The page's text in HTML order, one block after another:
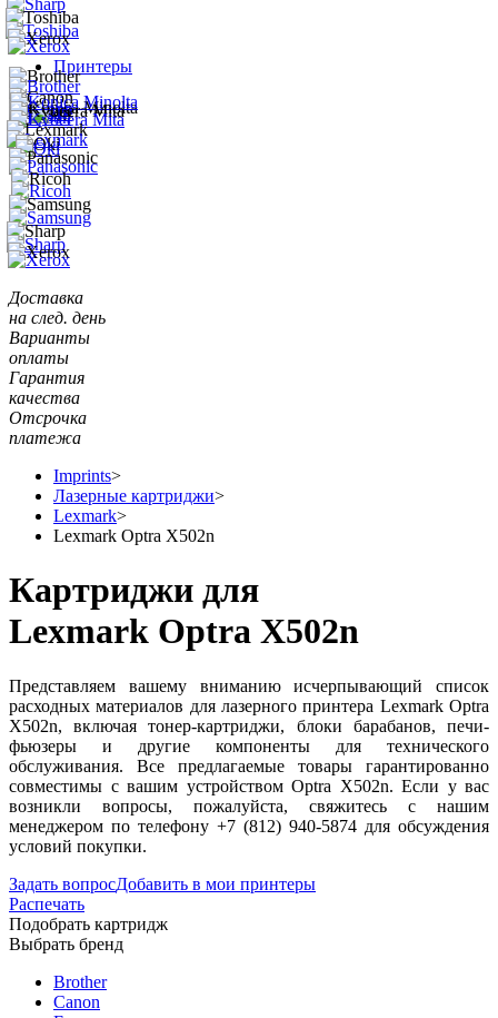
Принтеры
Доставка
на след. день
Варианты
оплаты
Гарантия
качества
Отсрочка
платежа
Imprints>
Лазерные картриджи>
Lexmark>
Lexmark Optra X502n
Картриджи для
Lexmark Optra X502n
Представляем вашему вниманию исчерпывающий список
расходных материалов для лазерного принтера Lexmark Optra
X502n, включая тонер-картриджи, блоки барабанов, печи-
фьюзеры и другие компоненты для технического
обслуживания. Все предлагаемые товары гарантированно
совместимы с вашим устройством Optra X502n. Если у вас
возникли вопросы, пожалуйста, свяжитесь с нашим
менеджером по телефону +7 (812) 940-5874 для обсуждения
условий покупки.
Задать вопросДобавить в мои принтеры
Распечать
Подобрать картридж
Выбрать бренд
Brother
Canon